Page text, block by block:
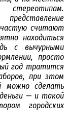
стереотипам.
считают
находиться
с вычурными
просто
год тратится
при этом
можно сделать
— и такой
городских